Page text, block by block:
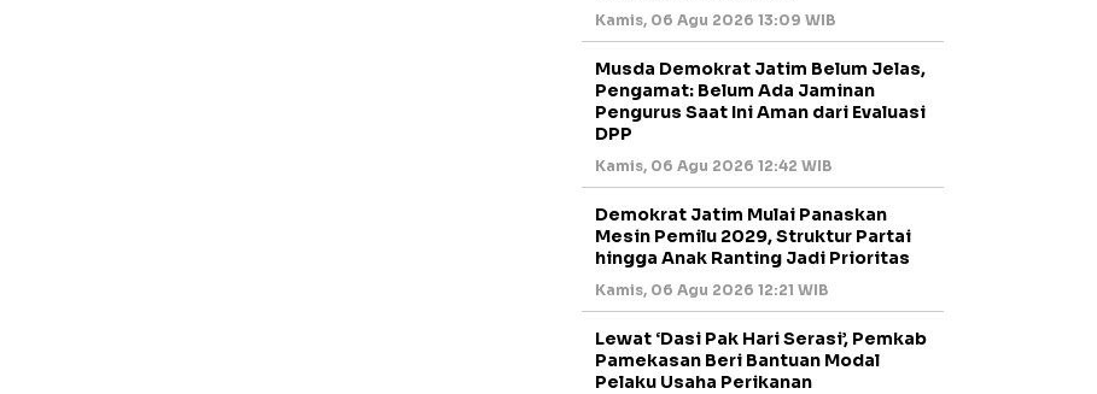
Kamis, 06 Agu 2026 13:09 WIB
Musda Demokrat Jatim Belum Jelas,
Pengamat: Belum Ada Jaminan
Pengurus Saat Ini Aman dari Evaluasi
DPP
Kamis, 06 Agu 2026 12:42 WIB
Demokrat Jatim Mulai Panaskan
Mesin Pemilu 2029, Struktur Partai
hingga Anak Ranting Jadi Prioritas
Kamis, 06 Agu 2026 12:21 WIB
Lewat ‘Dasi Pak Hari Serasi’, Pemkab
Pamekasan Beri Bantuan Modal
Pelaku Usaha Perikanan